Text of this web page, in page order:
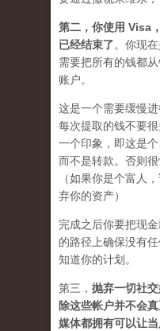
第二， 你使用 Visa
已经结束了。你现
需要把所有的钱都
账户。
这是一个需要缓慢进
每次提取的钱不要
一个印象，即这是
而不是转款。否则很
（如果你是个富人
弃你的资产）
完成之后你要把现
的路径上确保没有
知道你的计划。
第三， 抛弃一切社
除这些帐户并不会
媒体都拥有可以让